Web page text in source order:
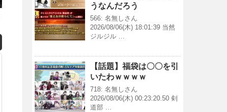
うなんだろう
566: 名無しさん
2026/08/06(木) 18:01:39 当然
ジルジル …
【話題】福袋は〇〇を引
いたわｗｗｗｗ
718: 名無しさん
2026/08/06(木) 00:23:20.50 剣
道部 …